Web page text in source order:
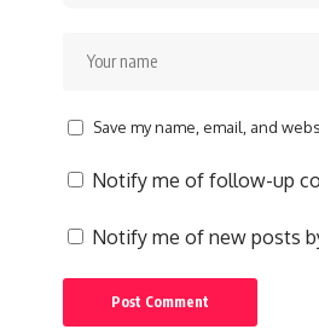
Save my name, email, and
Notify me of follow-up
Notify me of new posts